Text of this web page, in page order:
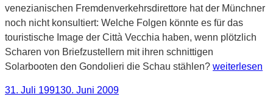
venezianischen Fremdenverkehrsdirettore hat der Münchner
noch nicht konsultiert: Welche Folgen könnte es für das
touristische Image der Città Vecchia haben, wenn plötzlich
Scharen von Briefzustellern mit ihren schnittigen
Solarbooten den Gondolieri die Schau stählen? „Wie
weiterlesen
Veröffentlicht
31. Juli 199130. Juni 2009